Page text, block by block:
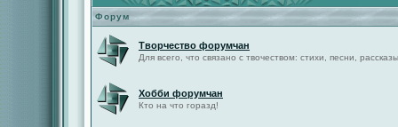
Форум
Творчество форумчан
Для всего, что связано с твочеством: стихи, песни,
Хобби форумчан
Кто на что горазд!